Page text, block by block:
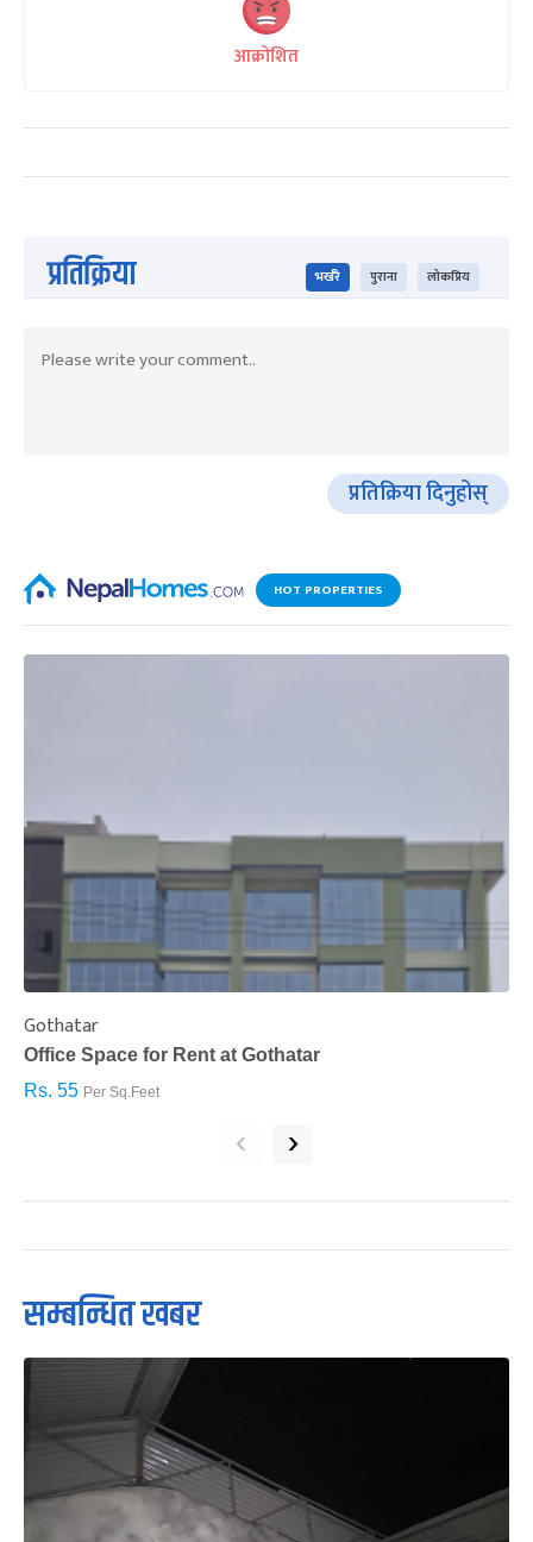
आक्रोशित
प्रतिक्रिया भर्खरै पुराना लोकप्रिय
प्रतिक्रिया दिनुहोस्
HOT PROPERTIES
Gothatar
Office Space for Rent at Gothatar
Rs. 55 Per Sq.Feet
‹ ›
सम्बन्धित खबर